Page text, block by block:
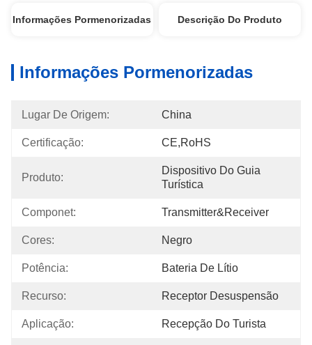
Informações Pormenorizadas Descrição Do Produto
Informações Pormenorizadas
Lugar De Origem: China
Certificação: CE,RoHS
Produto:
Dispositivo Do Guia
Turística
Componet: Transmitter&Receiver
Cores: Negro
Potência: Bateria De Lítio
Recurso: Receptor Desuspensão
Aplicação: Recepção Do Turista